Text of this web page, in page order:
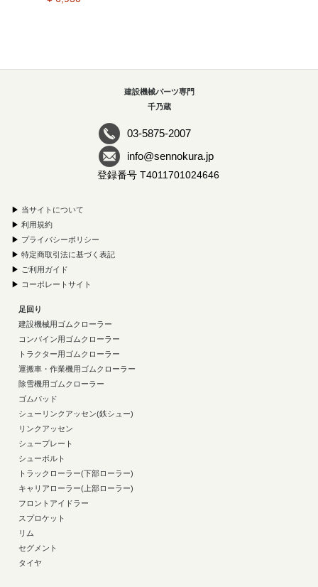
建設機械パーツ専門
千乃蔵
03-5875-2007
info@sennokura.jp
登録番号 T4011701024646
▶ 当サイトについて
▶ 利用規約
▶ プライバシーポリシー
▶ 特定商取引法に基づく表記
▶ ご利用ガイド
▶ コーポレートサイト
足回り
建設機械用ゴムクローラー
コンバイン用ゴムクローラー
トラクター用ゴムクローラー
運搬車・作業機用ゴムクローラー
除雪機用ゴムクローラー
ゴムパッド
シューリンクアッセン(鉄シュー)
リンクアッセン
シュープレート
シューボルト
トラックローラー(下部ローラー)
キャリアローラー(上部ローラー)
フロントアイドラー
スプロケット
リム
セグメント
タイヤ